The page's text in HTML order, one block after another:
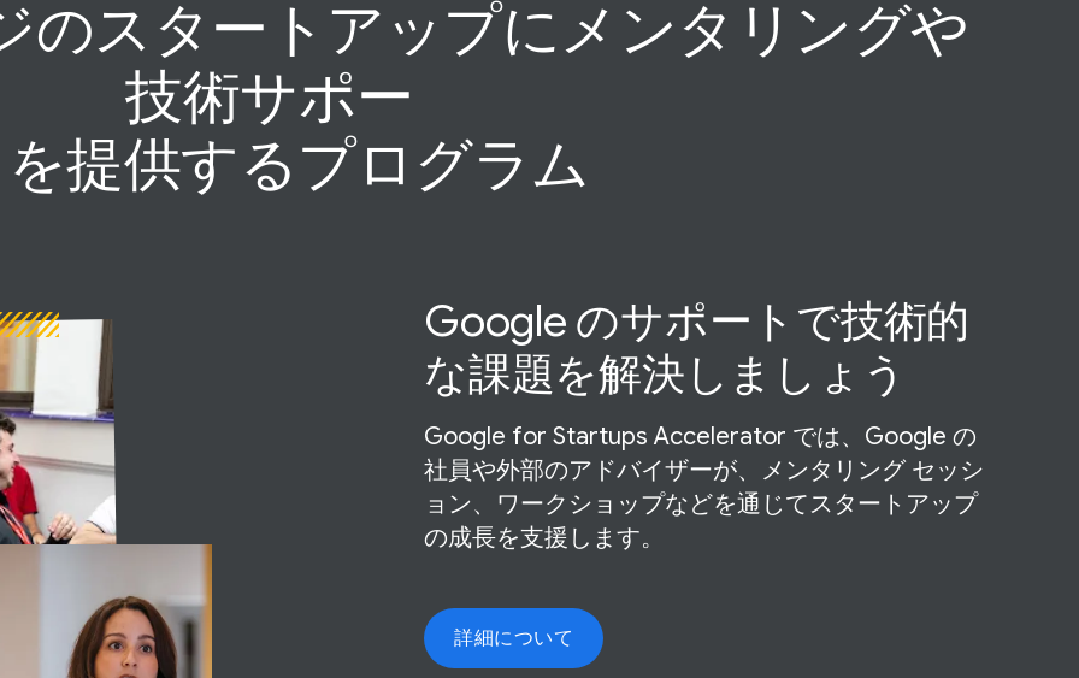
の​スタートアップに​メンタリングや​
技術サポー
提供する​プログラム
Google の​サポートで​技術的
な​課題を​解決しましょう
Google for Startups Accelerator では、​Google の​
社員や​外部の​アドバイザーが、​メンタリング セッシ
ョン、​ワークショップなどを​通じて​スタートアップ
の​成長を​支援します。
詳細に​ついて